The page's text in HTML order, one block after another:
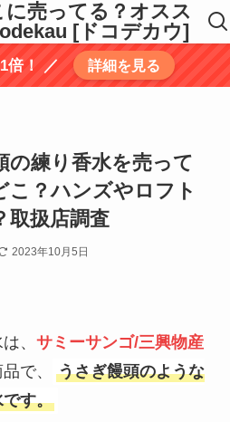
売ってる？オスス
[ドコデカウ]
倍！ ／ 詳細を見る
の練り香水を売って
こ？ハンズやロフト
取扱店調査
2023年10月5日
、 サミーサンゴ/三興物産
で、
うさぎ饅頭のような
す。